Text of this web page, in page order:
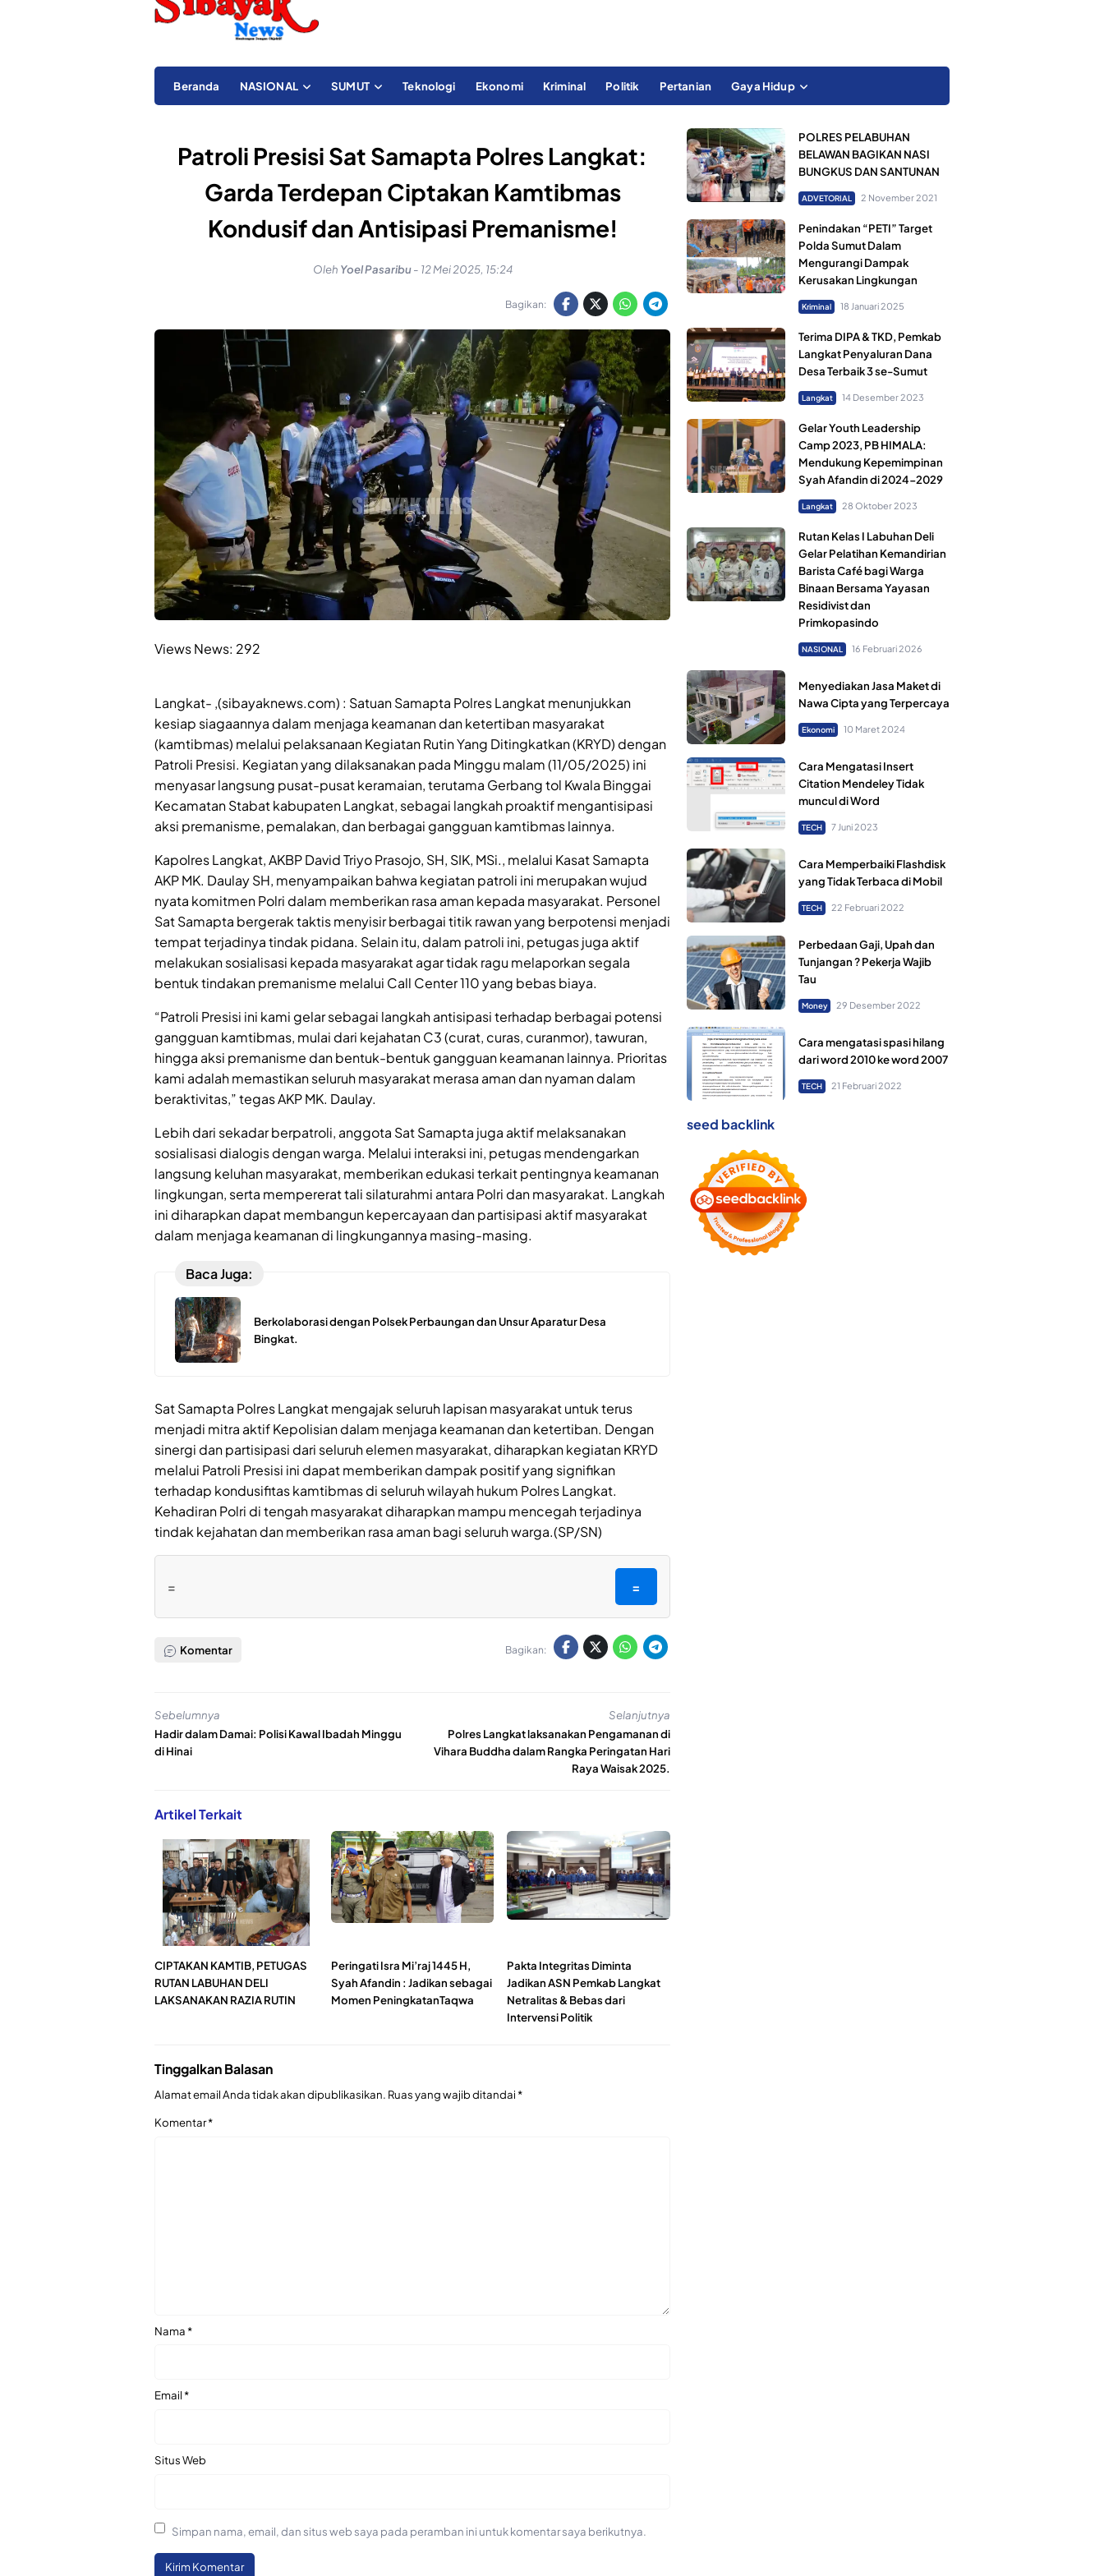
Beranda NASIONAL SUMUT Teknologi Ekonomi Kriminal Politik Pertanian Gaya Hidup
Patroli Presisi Sat Samapta Polres Langkat:
Garda Terdepan Ciptakan Kamtibmas
Kondusif dan Antisipasi Premanisme!
Oleh Yoel Pasaribu - 12 Mei 2025, 15:24
Bagikan:
Views News: 292
Langkat- ,(sibayaknews.com) : Satuan Samapta Polres Langkat menunjukkan
kesiap siagaannya dalam menjaga keamanan dan ketertiban masyarakat
(kamtibmas) melalui pelaksanaan Kegiatan Rutin Yang Ditingkatkan (KRYD) dengan
Patroli Presisi. Kegiatan yang dilaksanakan pada Minggu malam (11/05/2025) ini
menyasar langsung pusat-pusat keramaian, terutama Gerbang tol Kwala Binggai
Kecamatan Stabat kabupaten Langkat, sebagai langkah proaktif mengantisipasi
aksi premanisme, pemalakan, dan berbagai gangguan kamtibmas lainnya.
Kapolres Langkat, AKBP David Triyo Prasojo, SH, SIK, MSi., melalui Kasat Samapta
AKP MK. Daulay SH, menyampaikan bahwa kegiatan patroli ini merupakan wujud
nyata komitmen Polri dalam memberikan rasa aman kepada masyarakat. Personel
Sat Samapta bergerak taktis menyisir berbagai titik rawan yang berpotensi menjadi
tempat terjadinya tindak pidana. Selain itu, dalam patroli ini, petugas juga aktif
melakukan sosialisasi kepada masyarakat agar tidak ragu melaporkan segala
bentuk tindakan premanisme melalui Call Center 110 yang bebas biaya.
“Patroli Presisi ini kami gelar sebagai langkah antisipasi terhadap berbagai potensi
gangguan kamtibmas, mulai dari kejahatan C3 (curat, curas, curanmor), tawuran,
hingga aksi premanisme dan bentuk-bentuk gangguan keamanan lainnya. Prioritas
kami adalah memastikan seluruh masyarakat merasa aman dan nyaman dalam
beraktivitas,” tegas AKP MK. Daulay.
Lebih dari sekadar berpatroli, anggota Sat Samapta juga aktif melaksanakan
sosialisasi dialogis dengan warga. Melalui interaksi ini, petugas mendengarkan
langsung keluhan masyarakat, memberikan edukasi terkait pentingnya keamanan
lingkungan, serta mempererat tali silaturahmi antara Polri dan masyarakat. Langkah
ini diharapkan dapat membangun kepercayaan dan partisipasi aktif masyarakat
dalam menjaga keamanan di lingkungannya masing-masing.
Baca Juga:
Berkolaborasi dengan Polsek Perbaungan dan Unsur Aparatur Desa
Bingkat.
Sat Samapta Polres Langkat mengajak seluruh lapisan masyarakat untuk terus
menjadi mitra aktif Kepolisian dalam menjaga keamanan dan ketertiban. Dengan
sinergi dan partisipasi dari seluruh elemen masyarakat, diharapkan kegiatan KRYD
melalui Patroli Presisi ini dapat memberikan dampak positif yang signifikan
terhadap kondusifitas kamtibmas di seluruh wilayah hukum Polres Langkat.
Kehadiran Polri di tengah masyarakat diharapkan mampu mencegah terjadinya
tindak kejahatan dan memberikan rasa aman bagi seluruh warga.(SP/SN)
= =
Komentar Bagikan:
Sebelumnya
Hadir dalam Damai: Polisi Kawal Ibadah Minggu
di Hinai
Selanjutnya
Polres Langkat laksanakan Pengamanan di
Vihara Buddha dalam Rangka Peringatan Hari
Raya Waisak 2025.
Artikel Terkait
CIPTAKAN KAMTIB, PETUGAS
RUTAN LABUHAN DELI
LAKSANAKAN RAZIA RUTIN
Peringati Isra Mi’raj 1445 H,
Syah Afandin : Jadikan sebagai
Momen PeningkatanTaqwa
Pakta Integritas Diminta
Jadikan ASN Pemkab Langkat
Netralitas & Bebas dari
Intervensi Politik
Tinggalkan Balasan
Alamat email Anda tidak akan dipublikasikan. Ruas yang wajib ditandai*
Komentar*
Nama*
Email*
Situs Web
Simpan nama, email, dan situs web saya pada peramban ini untuk komentar saya berikutnya.
POLRES PELABUHAN
BELAWAN BAGIKAN NASI
BUNGKUS DAN SANTUNAN
ADVETORIAL 2 November 2021
Penindakan “PETI” Target
Polda Sumut Dalam
Mengurangi Dampak
Kerusakan Lingkungan
Kriminal 18 Januari 2025
Terima DIPA & TKD, Pemkab
Langkat Penyaluran Dana
Desa Terbaik 3 se-Sumut
Langkat 14 Desember 2023
Gelar Youth Leadership
Camp 2023, PB HIMALA:
Mendukung Kepemimpinan
Syah Afandin di 2024-2029
Langkat 28 Oktober 2023
Rutan Kelas I Labuhan Deli
Gelar Pelatihan Kemandirian
Barista Café bagi Warga
Binaan Bersama Yayasan
Residivist dan
Primkopasindo
NASIONAL 16 Februari 2026
Menyediakan Jasa Maket di
Nawa Cipta yang Terpercaya
Ekonomi 10 Maret 2024
Cara Mengatasi Insert
Citation Mendeley Tidak
muncul di Word
TECH 7 Juni 2023
Cara Memperbaiki Flashdisk
yang Tidak Terbaca di Mobil
TECH 22 Februari 2022
Perbedaan Gaji, Upah dan
Tunjangan ? Pekerja Wajib
Tau
Money 29 Desember 2022
Cara mengatasi spasi hilang
dari word 2010 ke word 2007
TECH 21 Februari 2022
seed backlink